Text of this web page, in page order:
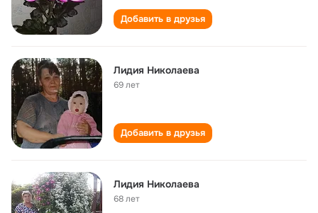
Добавить в друзья
Лидия Николаева
69 лет
Добавить в друзья
Лидия Николаева
68 лет